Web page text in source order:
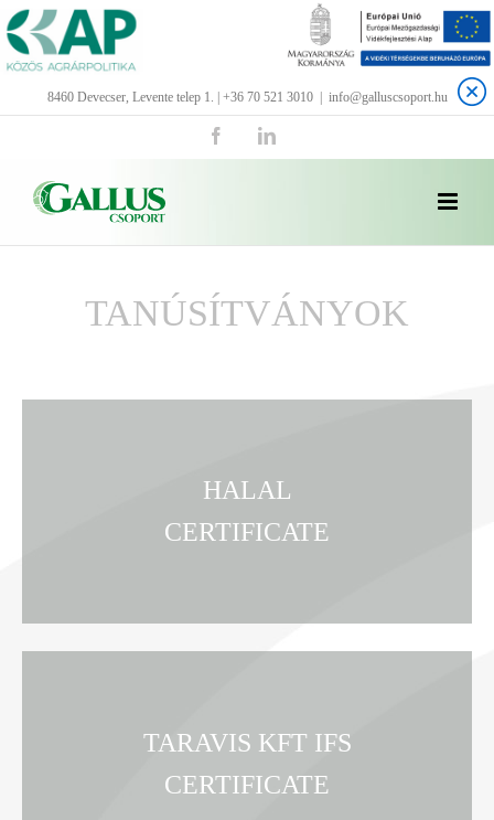
Kihagyás
8460 Devecser, Levente telep 1. | +36 70 521 3010 info@galluscsoport.hu
FacebookLinkedIn
TANÚSÍTVÁNYOK
HALAL
CERTIFICATE
TARAVIS KFT IFS
CERTIFICATE